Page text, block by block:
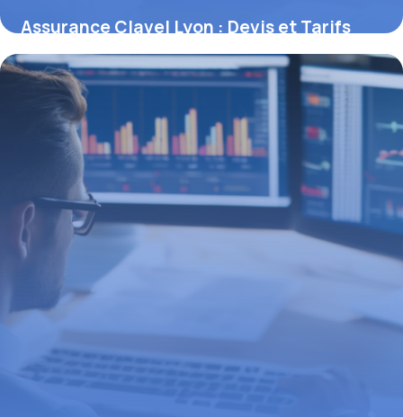
Assurance Clavel Lyon : Devis et Tarifs
2026
7 mai 2026